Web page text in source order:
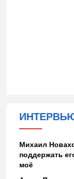
Михаил
поддержать
моё